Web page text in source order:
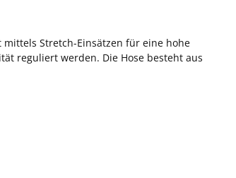
Stretch-Einsätzen für eine hohe
reguliert werden. Die Hose besteht aus